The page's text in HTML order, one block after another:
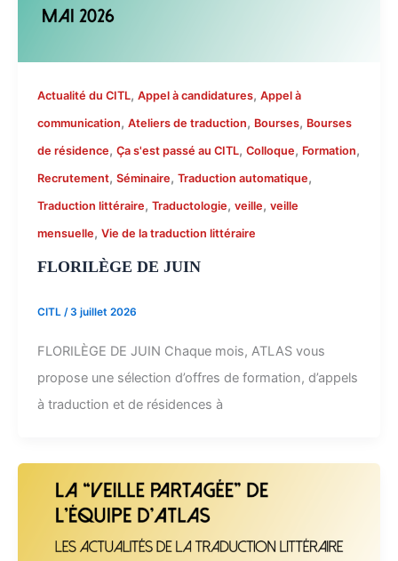
Actualité du CITL, Appel à candidatures, Appel à
communication, Ateliers de traduction, Bourses, Bourses
de résidence, Ça s'est passé au CITL, Colloque, Formation,
Recrutement, Séminaire, Traduction automatique,
Traduction littéraire, Traductologie, veille, veille
mensuelle, Vie de la traduction littéraire
FLORILÈGE DE JUIN
CITL /3 juillet 2026
FLORILÈGE DE JUIN Chaque mois, ATLAS vous
propose une sélection d’offres de formation, d’appels
à traduction et de résidences à